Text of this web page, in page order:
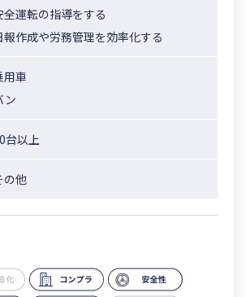
全運転の指導をする
報作成や労務管理を効率化する
用車
ン
台以上
の他